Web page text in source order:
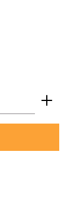
Wert ein